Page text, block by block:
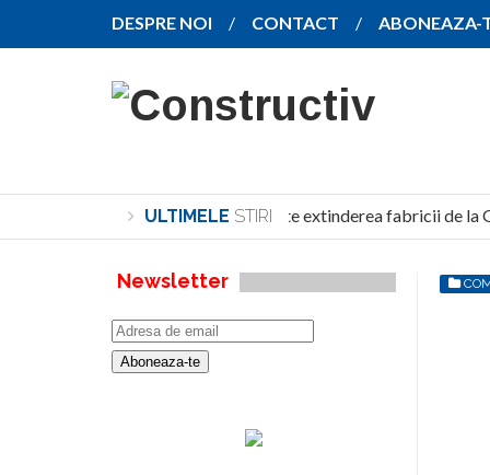
DESPRE NOI CONTACT ABONEAZA-
ULTIMELE STIRI
SANY pregătește extinderea fabricii de la
Newsletter